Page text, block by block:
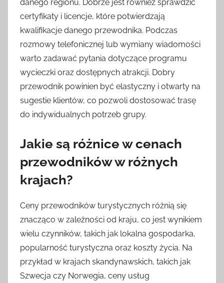
danego regionu. Dobrze jest również sprawdzić
certyfikaty i licencje, które potwierdzają
kwalifikacje danego przewodnika. Podczas
rozmowy telefonicznej lub wymiany wiadomości
warto zadawać pytania dotyczące programu
wycieczki oraz dostępnych atrakcji. Dobry
przewodnik powinien być elastyczny i otwarty na
sugestie klientów, co pozwoli dostosować trasę
do indywidualnych potrzeb grupy.
Jakie są różnice w cenach
przewodników w różnych
krajach?
Ceny przewodników turystycznych różnią się
znacząco w zależności od kraju, co jest wynikiem
wielu czynników, takich jak lokalna gospodarka,
popularność turystyczna oraz koszty życia. Na
przykład w krajach skandynawskich, takich jak
Szwecja czy Norwegia, ceny usług